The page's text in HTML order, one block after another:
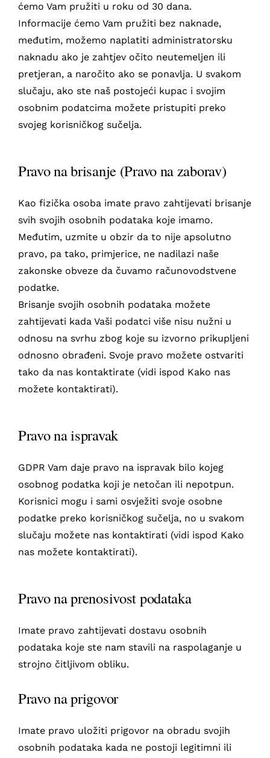
ćemo Vam pružiti u roku od 30 dana.
Informacije ćemo Vam pružiti bez naknade,
međutim, možemo naplatiti administratorsku
naknadu ako je zahtjev očito neutemeljen ili
pretjeran, a naročito ako se ponavlja. U svakom
slučaju, ako ste naš postojeći kupac i svojim
osobnim podatcima možete pristupiti preko
svojeg korisničkog sučelja.
Pravo na brisanje (Pravo na zaborav)
Kao fizička osoba imate pravo zahtijevati brisanje
svih svojih osobnih podataka koje imamo.
Međutim, uzmite u obzir da to nije apsolutno
pravo, pa tako, primjerice, ne nadilazi naše
zakonske obveze da čuvamo računovodstvene
podatke.
Brisanje svojih osobnih podataka možete
zahtijevati kada Vaši podatci više nisu nužni u
odnosu na svrhu zbog koje su izvorno prikupljeni
odnosno obrađeni. Svoje pravo možete ostvariti
tako da nas kontaktirate (vidi ispod Kako nas
možete kontaktirati).
Pravo na ispravak
GDPR Vam daje pravo na ispravak bilo kojeg
osobnog podatka koji je netočan ili nepotpun.
Korisnici mogu i sami osvježiti svoje osobne
podatke preko korisničkog sučelja, no u svakom
slučaju možete nas kontaktirati (vidi ispod Kako
nas možete kontaktirati).
Pravo na prenosivost podataka
Imate pravo zahtijevati dostavu osobnih
podataka koje ste nam stavili na raspolaganje u
strojno čitljivom obliku.
Pravo na prigovor
Imate pravo uložiti prigovor na obradu svojih
osobnih podataka kada ne postoji legitimni ili